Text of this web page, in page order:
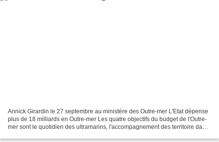
Annick Girardin le 27 septembre au ministère des Outre-mer L'Etat dépense
plus de 18 milliards en Outre-mer Les quatre objectifs du budget de l'Outre-
mer sont le quotidien des ultramarins, l'accompagnement des territoire dans